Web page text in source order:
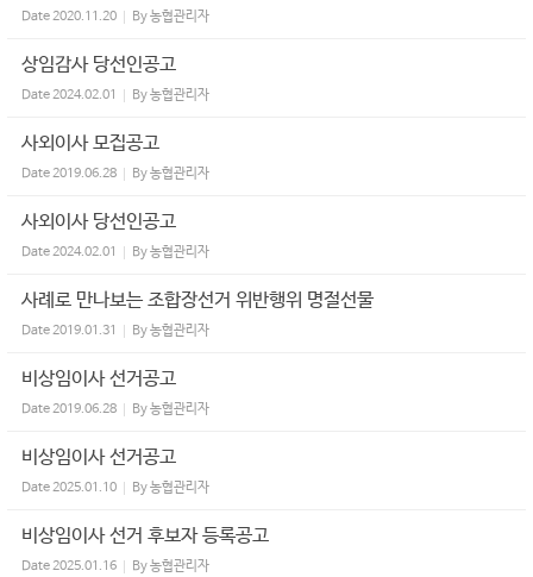
Date2020.11.20 By농협관리자
상임감사 당선인공고
Date2024.02.01 By농협관리자
사외이사 모집공고
Date2019.06.28 By농협관리자
사외이사 당선인공고
Date2024.02.01 By농협관리자
사례로 만나보는 조합장선거 위반행위 명절선물
Date2019.01.31 By농협관리자
비상임이사 선거공고
Date2019.06.28 By농협관리자
비상임이사 선거공고
Date2025.01.10 By농협관리자
비상임이사 선거 후보자 등록공고
Date2025.01.16 By농협관리자